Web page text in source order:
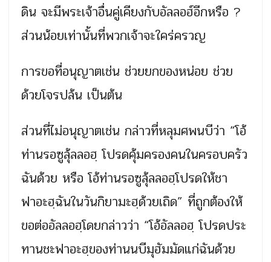
ดิน จะมีพระเจ้าอื่นคู่เคียงกับอัลลอฮ์อีกหรือ ?
ส่วนน้อยเท่านั้นที่พวกเจ้าจะใคร่ครวญ
การขอที่อนุญาตเช่น ช่วยยกของหน่อย ช่วย
ด้วยโจรปล้น เป็นต้น
ส่วนที่ไม่อนุญาตเช่น กล่าวที่หลุมศพนบีว่า “โอ้
ท่านรอซูลุ้ลลอฮฺ โปรดคุ้มครองคนในครอบครัว
ฉันด้วย หรือ โอ้ท่านรอซูลุ้ลลอฮฺโปรดให้ชา
ฟาอะฮฺฉันในวันกิยามะฮฺด้วยเถิด” ที่ถูกต้องให้
ขอต่ออัลลอฮฺโดยกล่าวว่า “โอ้อัลลอฮฺ โปรดประ
ทานชะฟาอะฮฺของท่านนบีมุฮัมมัดแก่ฉันด้วย